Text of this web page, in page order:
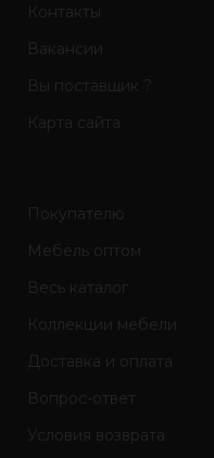
Контакты
Вакансии
Вы поставщик ?
Карта сайта
Покупателю
Мебель оптом
Весь каталог
Коллекции мебели
Доставка и оплата
Вопрос-ответ
Условия возврата